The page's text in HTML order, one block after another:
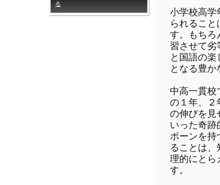
る
小学校高学
られるこ
す。もちろ
習させて劣
と国語の
となる豊
中高一貫校
の１年、２
の伸びを見
いった奇跡
ボーンを持
ることは
理的にとら
す。